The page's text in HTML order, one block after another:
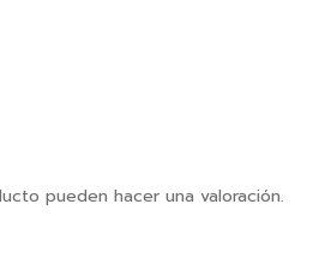
pueden hacer una valoración.